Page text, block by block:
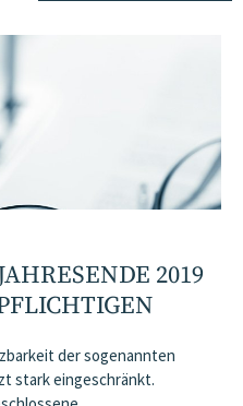
2019 –
der sogenannten
stark eingeschränkt.